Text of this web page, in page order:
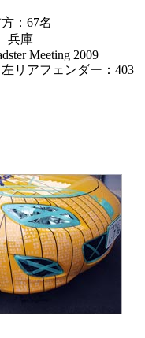
：67名
兵庫
Meeting 2009
リアフェンダー：403